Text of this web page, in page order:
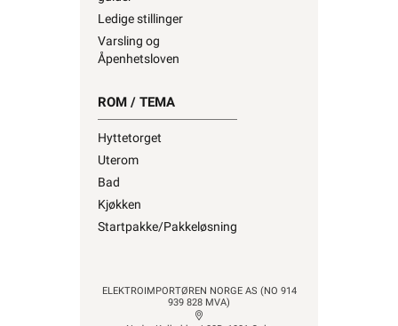
Åpenhetsloven
ROM / TEMA
Bad
Kjøkken
Startpakke/Pakkeløsning
22 81 27 70